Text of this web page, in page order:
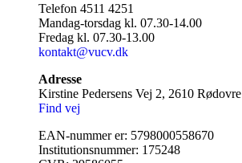
Telefon 4511 4251
Mandag-torsdag kl. 07.30-14.00
Fredag kl. 07.30-13.00
kontakt@vucv.dk
Adresse
Kirstine Pedersens Vej 2, 2610 Rødovre
Find vej
EAN-nummer er: 5798000558670
Institutionsnummer: 175248